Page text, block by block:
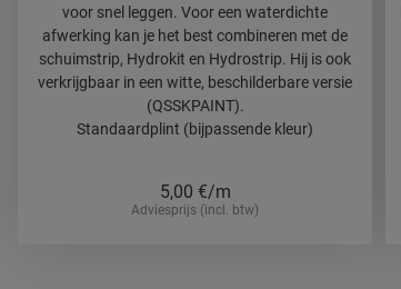
voor snel leggen. Voor een waterdichte
afwerking kan je het best combineren met de
schuimstrip, Hydrokit en Hydrostrip. Hij is ook
verkrijgbaar in een witte, beschilderbare versie
(QSSKPAINT).
Standaardplint (bijpassende kleur)
5,00 €/m
Adviesprijs (incl. btw)